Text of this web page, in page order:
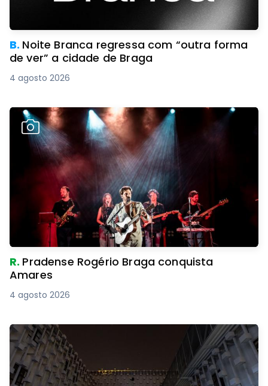
B. Noite Branca regressa com “outra forma
de ver” a cidade de Braga
4 agosto 2026
R. Pradense Rogério Braga conquista
Amares
4 agosto 2026